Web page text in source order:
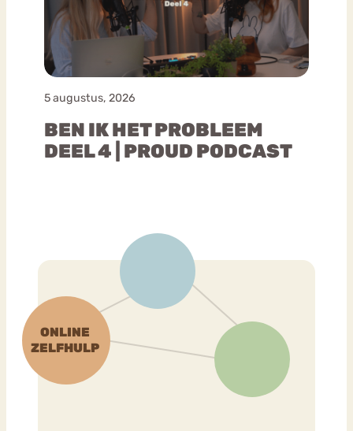
5 augustus, 2026
BEN IK HET PROBLEEM
DEEL 4 | PROUD PODCAST